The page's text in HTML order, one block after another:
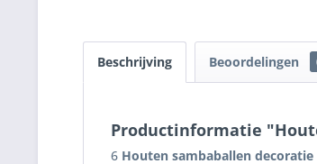
Beschrijving Beoordelingen
Productinformatie
6 Houten sambaballen decoratie